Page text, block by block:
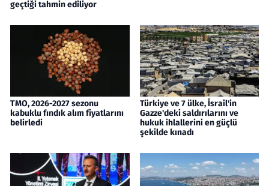
geçtiği tahmin ediliyor
TMO, 2026-2027 sezonu
kabuklu fındık alım fiyatlarını
belirledi
Türkiye ve 7 ülke, İsrail'in
Gazze'deki saldırılarını ve
hukuk ihlallerini en güçlü
şekilde kınadı